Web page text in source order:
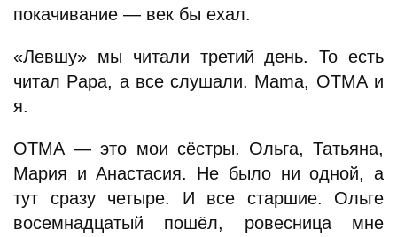
покачивание — век бы ехал.
«Левшу» мы читали третий день. То есть
читал Papa, а все слушали. Mama, ОТМА и
я.
ОТМА — это мои сёстры. Ольга, Татьяна,
Мария и Анастасия. Не было ни одной, а
тут сразу четыре. И все старшие. Ольге
восемнадцатый пошёл, ровесница мне